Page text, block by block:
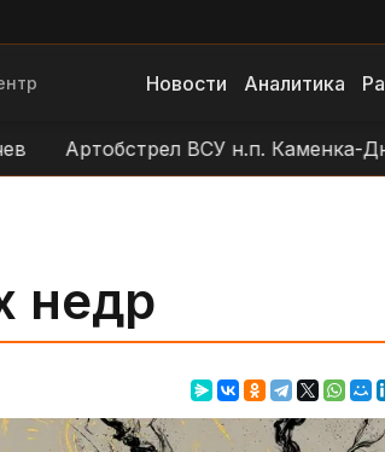
Новости Аналитика
Артобстрел ВСУ н.п. Каменка-
недр